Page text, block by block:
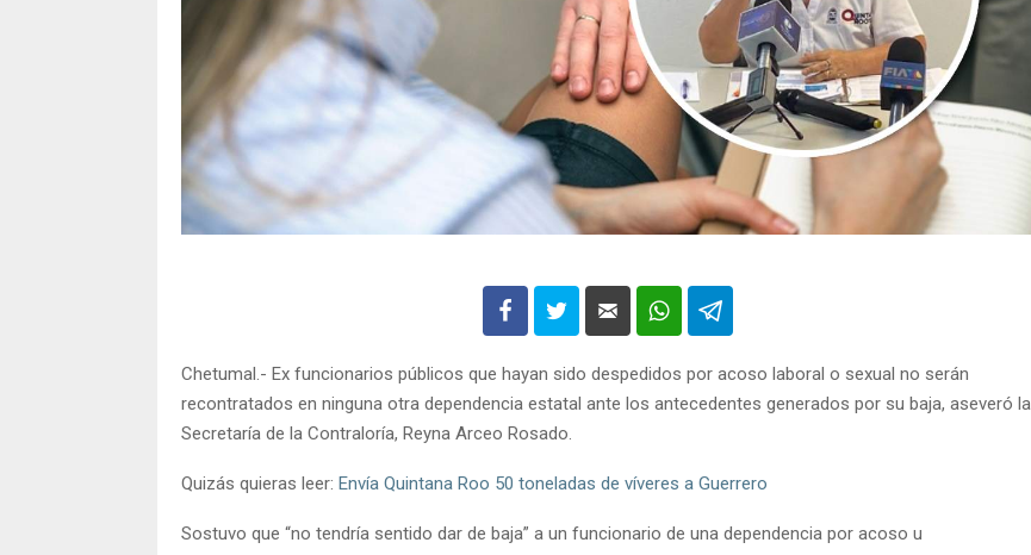
Chetumal.- Ex funcionarios públicos que hayan sido despedidos por acoso laboral o sexual no serán
recontratados en ninguna otra dependencia estatal ante los antecedentes generados por su baja, aseveró la
Secretaría de la Contraloría, Reyna Arceo Rosado.
Quizás quieras leer: Envía Quintana Roo 50 toneladas de víveres a Guerrero
Sostuvo que “no tendría sentido dar de baja” a un funcionario de una dependencia por acoso u